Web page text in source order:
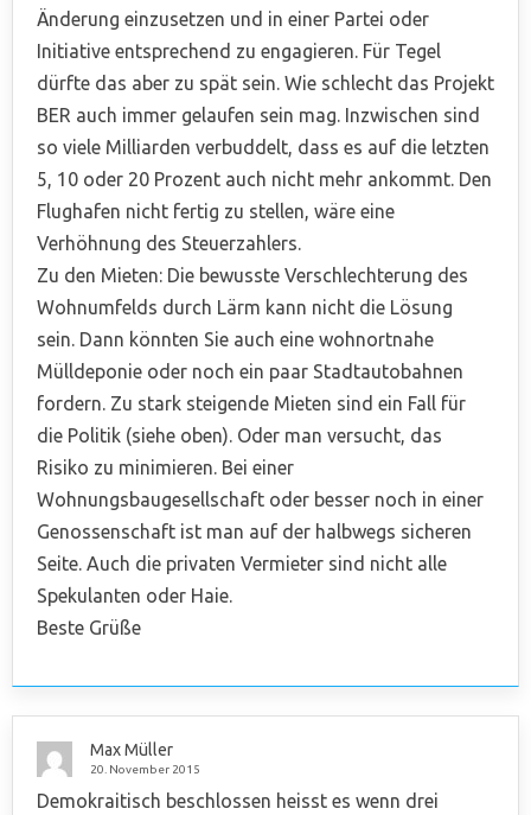
Änderung einzusetzen und in einer Partei oder
Initiative entsprechend zu engagieren. Für Tegel
dürfte das aber zu spät sein. Wie schlecht das Projekt
BER auch immer gelaufen sein mag. Inzwischen sind
so viele Milliarden verbuddelt, dass es auf die letzten
5, 10 oder 20 Prozent auch nicht mehr ankommt. Den
Flughafen nicht fertig zu stellen, wäre eine
Verhöhnung des Steuerzahlers.
Zu den Mieten: Die bewusste Verschlechterung des
Wohnumfelds durch Lärm kann nicht die Lösung
sein. Dann könnten Sie auch eine wohnortnahe
Mülldeponie oder noch ein paar Stadtautobahnen
fordern. Zu stark steigende Mieten sind ein Fall für
die Politik (siehe oben). Oder man versucht, das
Risiko zu minimieren. Bei einer
Wohnungsbaugesellschaft oder besser noch in einer
Genossenschaft ist man auf der halbwegs sicheren
Seite. Auch die privaten Vermieter sind nicht alle
Spekulanten oder Haie.
Beste Grüße
Max Müller
20. November 2015
Demokraitisch beschlossen heisst es wenn drei